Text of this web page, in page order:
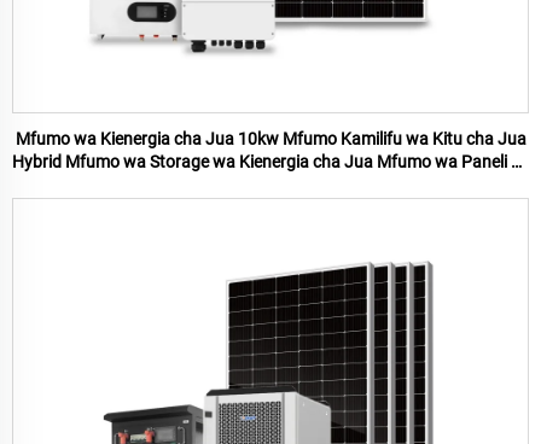
Mfumo wa Kienergia cha Jua 10kw Mfumo Kamilifu wa Kitu cha Jua
Hybrid Mfumo wa Storage wa Kienergia cha Jua Mfumo wa Paneli za